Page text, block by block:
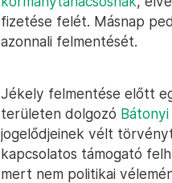
fizetése felét. Másnap
azonnali felmentését.
Jékely felmentése előtt
területen dolgozó
jogelődjeinek vélt
kapcsolatos támogató
mert nem politikai